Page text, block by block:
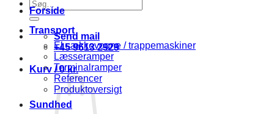
Søg
efter:
Send mail
+45 9613 2929
Kurv /0kr.
Forside
Transport
El sækkevogne / trappemaskiner
Læsseramper
Terminalramper
Referencer
Produktoversigt
Sundhed